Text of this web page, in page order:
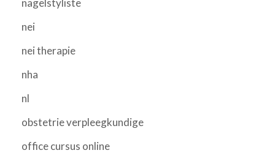
nei
nei therapie
nha
nl
obstetrie verpleegkundige
office cursus online